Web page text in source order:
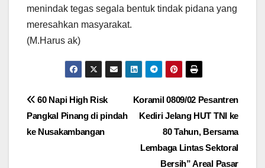
menindak tegas segala bentuk tindak pidana yang
meresahkan masyarakat.
(M.Harus ak)
Navigasi
pos
Koramil 0809/02 Pesantren
Kediri Jelang HUT TNI ke
80 Tahun, Bersama
Lembaga Lintas Sektoral
Bersih” Areal Pasar
60 Napi High Risk
Pangkal Pinang di pindah
ke Nusakambangan